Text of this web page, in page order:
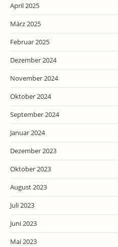
April 2025
März 2025
Februar 2025
Dezember 2024
November 2024
Oktober 2024
September 2024
Januar 2024
Dezember 2023
Oktober 2023
August 2023
Juli 2023
Juni 2023
Mai 2023